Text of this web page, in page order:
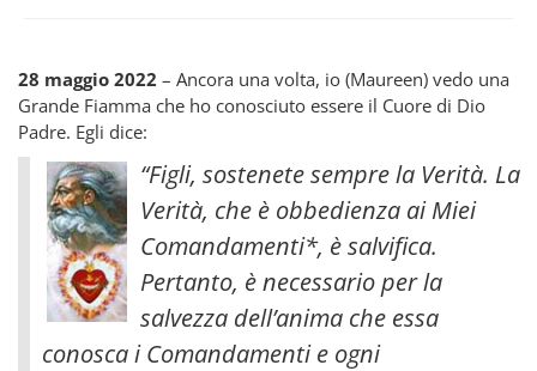
28 maggio 2022 – Ancora una volta, io (Maureen) vedo una
Grande Fiamma che ho conosciuto essere il Cuore di Dio
Padre. Egli dice:
“Figli, sostenete sempre la Verità. La
Verità, che è obbedienza ai Miei
Comandamenti*, è salvifica.
Pertanto, è necessario per la
salvezza dell’anima che essa
conosca i Comandamenti e ogni